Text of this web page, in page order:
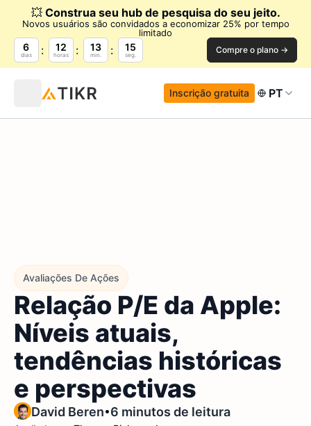
💥 Construa seu hub de pesquisa do seu jeito.
Novos usuários são convidados a economizar 25% por tempo
limitado
6
dias
12
horas
13
min.
14
seg. Compre o plano →
Inscrição gratuita PT
Avaliações De Ações
Relação P/E da Apple:
Níveis atuais,
tendências históricas
e perspectivas
David Beren•6 minutos de leitura